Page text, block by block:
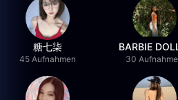
糖七柒
45 Aufnahmen
BARBIE
30